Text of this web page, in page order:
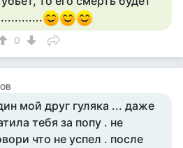
0
мой друг гуляка ... даже
тебя за попу . не
что не успел . после